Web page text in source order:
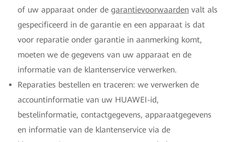
of uw apparaat onder de garantievoorwaarden valt als
gespecificeerd in de garantie en een apparaat is dat
voor reparatie onder garantie in aanmerking komt,
moeten we de gegevens van uw apparaat en de
informatie van de klantenservice verwerken.
Reparaties bestellen en traceren: we verwerken de
accountinformatie van uw HUAWEI-id,
bestelinformatie, contactgegevens, apparaatgegevens
en informatie van de klantenservice via de